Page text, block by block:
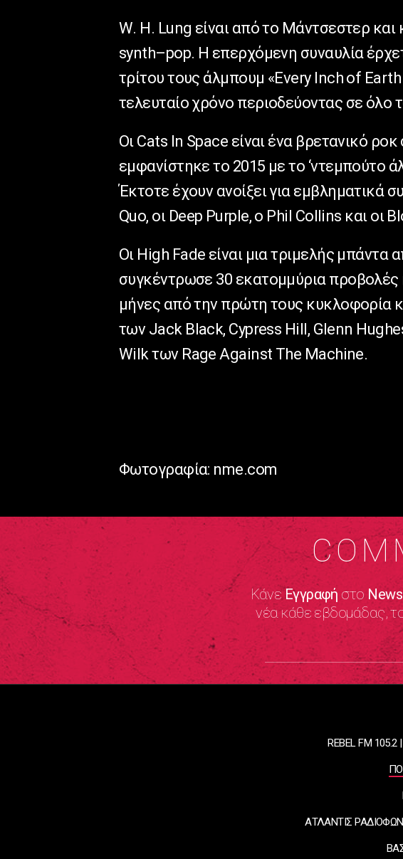
W. H. Lung είναι από το Μάντσεστερ και
synth–pop. Η επερχόμενη συναυλία
τρίτου τους άλμπουμ «Every Inch of Earth
τελευταίο χρόνο περιοδεύοντας σε όλο
Οι Cats In Space είναι ένα βρετανικό
εμφανίστηκε το 2015 με το ‘ντεμπούτο
Έκτοτε έχουν ανοίξει για εμβληματικά
Quo, οι Deep Purple, ο Phil Collins και οι
Οι High Fade είναι μια τριμελής μπάντα
συγκέντρωσε 30 εκατομμύρια προβολές
μήνες από την πρώτη τους κυκλοφορία
των Jack Black, Cypress Hill, Glenn
Wilkτων Rage Against The Machine.
Φωτογραφία: nme.com
ΚάνεΕγγραφή στο
νέα κάθε εβδομάδας,
REBEL FM 105.2
ΑΤΛΑΝΤΙΣ